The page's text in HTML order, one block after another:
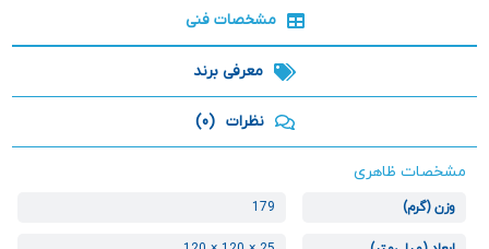
مشخصات فنی
معرفی برند
نظرات (0)
مشخصات ظاهری
وزن (گرم) 179